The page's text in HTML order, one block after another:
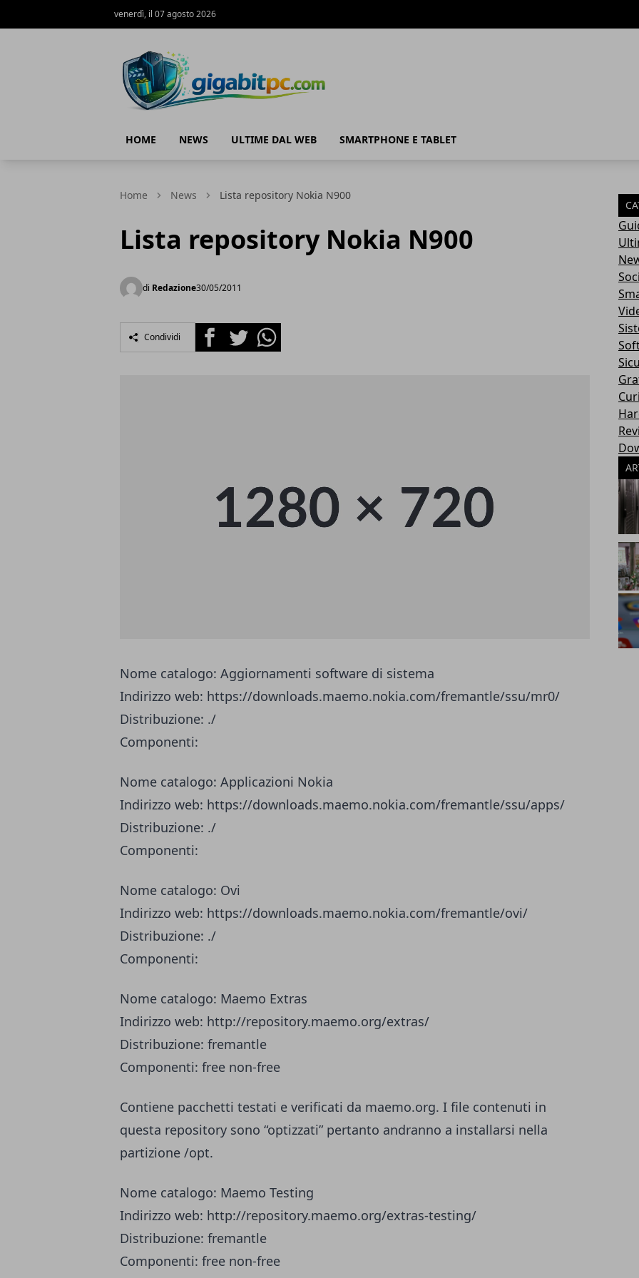
venerdì, il 07 agosto 2026
HOME NEWS ULTIME DAL WEB SMARTPHONE E TABLET
Home News Lista repository Nokia N900
Lista repository Nokia N900
di Redazione30/05/2011
Condividi FacebookTwitterWhatsapp
Nome catalogo: Aggiornamenti software di sistema
Indirizzo web: https://downloads.maemo.nokia.com/fremantle/ssu/mr0/
Distribuzione: ./
Componenti:
Nome catalogo: Applicazioni Nokia
Indirizzo web: https://downloads.maemo.nokia.com/fremantle/ssu/apps/
Distribuzione: ./
Componenti:
Nome catalogo: Ovi
Indirizzo web: https://downloads.maemo.nokia.com/fremantle/ovi/
Distribuzione: ./
Componenti:
Nome catalogo: Maemo Extras
Indirizzo web: http://repository.maemo.org/extras/
Distribuzione: fremantle
Componenti: free non-free
Contiene pacchetti testati e verificati da maemo.org. I file contenuti in
questa repository sono “optizzati” pertanto andranno a installarsi nella
partizione /opt.
Nome catalogo: Maemo Testing
Indirizzo web: http://repository.maemo.org/extras-testing/
Distribuzione: fremantle
Componenti: free non-free